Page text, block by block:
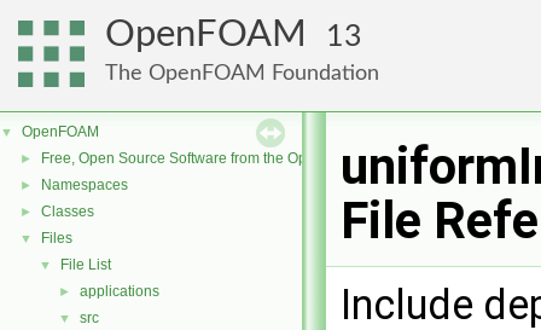
OpenFOAM 13
The OpenFOAM Foundation
▼ OpenFOAM
► Free, Open Source Software from the OpenFOAM Foundation
► Namespaces
► Classes
▼ Files
▼ File List
► applications
▼ src
File
Include